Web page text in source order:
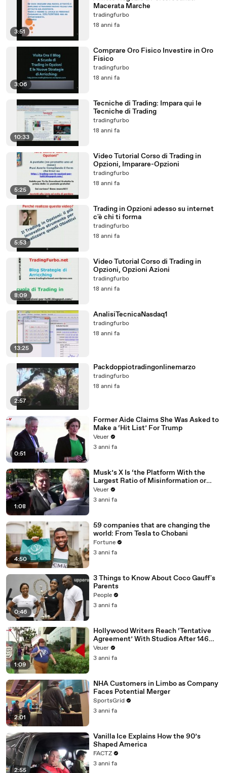
3:51
Macerata Marche
tradingfurbo
18 anni fa
3:06
Comprare Oro Fisico Investire in Oro
Fisico
tradingfurbo
18 anni fa
10:33
Tecniche di Trading: Impara qui le
Tecniche di Trading
tradingfurbo
18 anni fa
5:25
Video Tutorial Corso di Trading in
Opzioni, Imparare-Opzioni
tradingfurbo
18 anni fa
5:53
Trading in Opzioni adesso su internet
c'è chi ti forma
tradingfurbo
18 anni fa
8:09
Video Tutorial Corso di Trading in
Opzioni, Opzioni Azioni
tradingfurbo
18 anni fa
13:25
AnalisiTecnicaNasdaq1
tradingfurbo
18 anni fa
2:57
Packdoppiotradingonlinemarzo
tradingfurbo
18 anni fa
0:51
Former Aide Claims She Was Asked to
Make a ‘Hit List’ For Trump
Veuer
3 anni fa
1:08
Musk’s X Is ‘the Platform With the
Largest Ratio of Misinformation or
Disinformation’ Amongst All Social
Media Platforms
Veuer
3 anni fa
4:50
59 companies that are changing the
world: From Tesla to Chobani
Fortune
3 anni fa
0:46
3 Things to Know About Coco Gauff's
Parents
People
3 anni fa
1:09
Hollywood Writers Reach ‘Tentative
Agreement’ With Studios After 146
Day Strike
Veuer
3 anni fa
2:01
NHA Customers in Limbo as Company
Faces Potential Merger
SportsGrid
3 anni fa
2:55
Vanilla Ice Explains How the 90’s
Shaped America
FACTZ
3 anni fa